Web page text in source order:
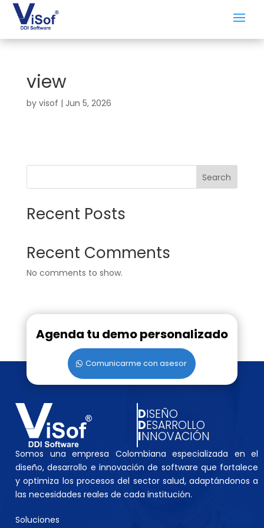
view
by visof | Jun 5, 2026
Search
Recent Posts
Recent Comments
No comments to show.
Agenda tu demo personalizado
Comunicarme con asesor
DISEÑO
DESARROLLO
INNOVACIÓN
Somos una empresa Colombiana especializada en el
diseño, desarrollo e innovación de software que fortalece
y optimiza los procesos del sector salud, adaptándonos a
las necesidades reales de cada institución.
Soluciones